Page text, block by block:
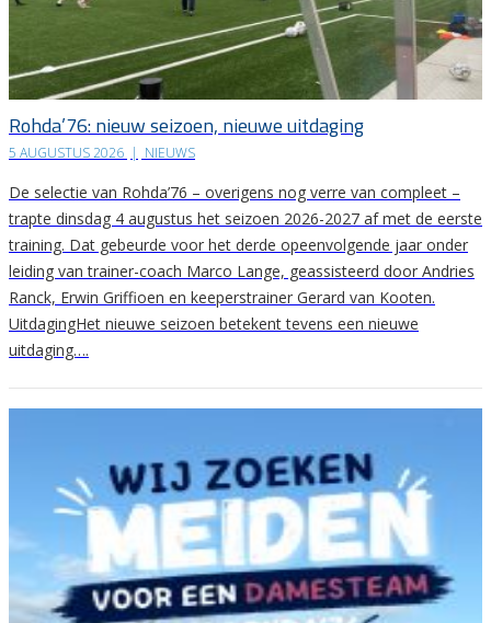
Rohda’76: nieuw seizoen, nieuwe uitdaging
5 AUGUSTUS 2026 | NIEUWS
De selectie van Rohda’76 – overigens nog verre van compleet –
trapte dinsdag 4 augustus het seizoen 2026-2027 af met de eerste
training. Dat gebeurde voor het derde opeenvolgende jaar onder
leiding van trainer-coach Marco Lange, geassisteerd door Andries
Ranck, Erwin Griffioen en keeperstrainer Gerard van Kooten.
UitdagingHet nieuwe seizoen betekent tevens een nieuwe
uitdaging….